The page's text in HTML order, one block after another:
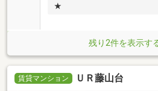
★
残り2件を表示す
賃貸マンション ＵＲ藤山台